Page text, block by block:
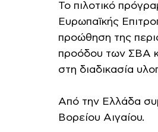
Το πιλοτικό
Ευρωπαϊκής
προώθηση της
προόδου των ΣΒΑ
στη διαδικασία
Από την Ελλάδα
Βορείου Αιγαίου.